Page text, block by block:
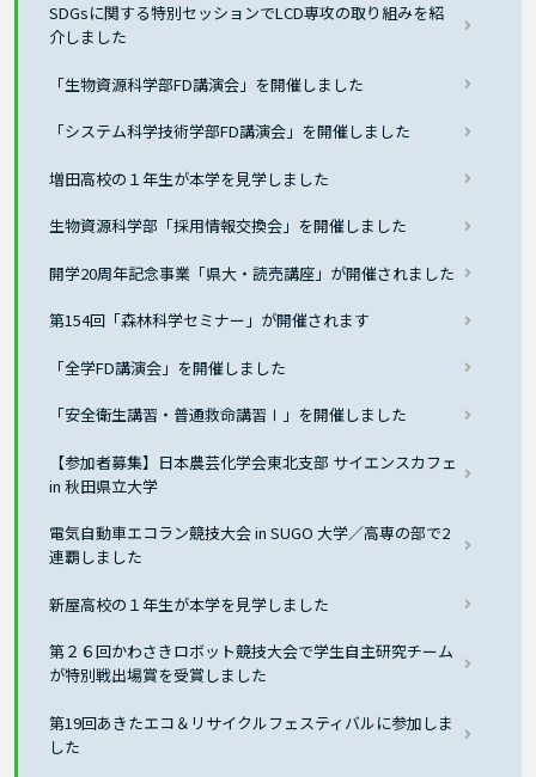
SDGsに関する特別セッションでLCD専攻の取り組みを紹
介しました
「生物資源科学部FD講演会」を開催しました
「システム科学技術学部FD講演会」を開催しました
増田高校の１年生が本学を見学しました
生物資源科学部「採用情報交換会」を開催しました
開学20周年記念事業「県大・読売講座」が開催されました
第154回「森林科学セミナー」が開催されます
「全学FD講演会」を開催しました
「安全衛生講習・普通救命講習Ⅰ」を開催しました
【参加者募集】日本農芸化学会東北支部 サイエンスカフェ
in 秋田県立大学
電気自動車エコラン競技大会 in SUGO 大学／高専の部で2
連覇しました
新屋高校の１年生が本学を見学しました
第２６回かわさきロボット競技大会で学生自主研究チーム
が特別戦出場賞を受賞しました
第19回あきたエコ＆リサイクルフェスティバルに参加しま
した